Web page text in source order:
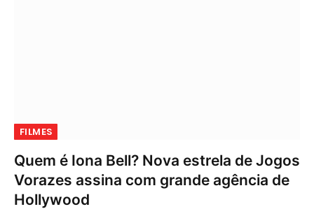
FILMES
Quem é Iona Bell? Nova estrela de Jogos
Vorazes assina com grande agência de
Hollywood